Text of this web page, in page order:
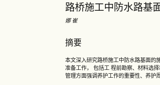
路桥施工中防水路基
娜 崔
摘要
本文深入研究路桥施工中防水路基面的
准备工作， 包括工 程前勘察、材料选
管理方面强调养护工作的重要性、养护